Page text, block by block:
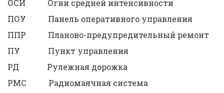
ОСИ Огни средней интенсивности
ПОУ Панель оперативного управления
ППР Планово-предупредительный ремонт
ПУ Пункт управления
РД Рулежная дорожка
РМС Радиомаячная система